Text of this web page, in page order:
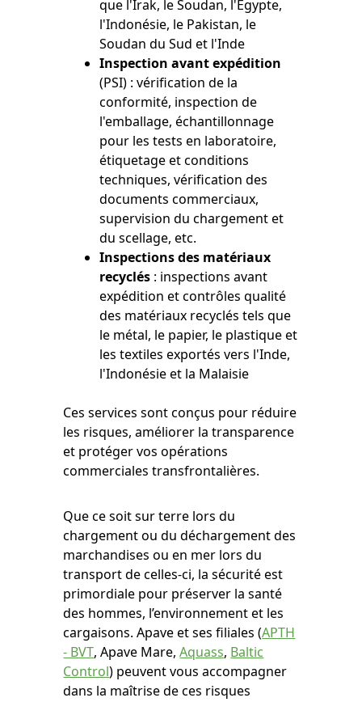
que l'Irak, le Soudan, l'Égypte,
l'Indonésie, le Pakistan, le
Soudan du Sud et l'Inde
Inspection avant expédition
(PSI) : vérification de la
conformité, inspection de
l'emballage, échantillonnage
pour les tests en laboratoire,
étiquetage et conditions
techniques, vérification des
documents commerciaux,
supervision du chargement et
du scellage, etc.
Inspections des matériaux
recyclés : inspections avant
expédition et contrôles qualité
des matériaux recyclés tels que
le métal, le papier, le plastique et
les textiles exportés vers l'Inde,
l'Indonésie et la Malaisie
Ces services sont conçus pour réduire
les risques, améliorer la transparence
et protéger vos opérations
commerciales transfrontalières.
Que ce soit sur terre lors du
chargement ou du déchargement des
marchandises ou en mer lors du
transport de celles-ci, la sécurité est
primordiale pour préserver la santé
des hommes, l’environnement et les
cargaisons. Apave et ses filiales (APTH
- BVT, Apave Mare,Aquass, Baltic
Control) peuvent vous accompagner
dans la maîtrise de ces risques